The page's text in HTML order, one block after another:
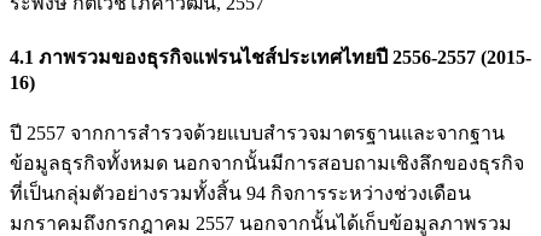
4.1 ภาพรวมของธุรกิจแฟรนไชส์ประเทศไทยปี 2556-2557 (2015-
16)
ปี 2557 จากการสำรวจด้วยแบบสำรวจมาตรฐานและจากฐาน
ข้อมูลธุรกิจทั้งหมด นอกจากนั้นมีการสอบถามเชิงลึกของธุรกิจ
ที่เป็นกลุ่มตัวอย่างรวมทั้งสิ้น 94 กิจการระหว่างช่วงเดือน
มกราคมถึงกรกฎาคม 2557 นอกจากนั้นได้เก็บข้อมูลภาพรวม